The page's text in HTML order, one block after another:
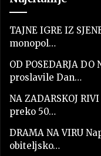
TAJNE IGRE IZ
monopol…
OD POSEDARJA
proslavile Dan…
NA ZADARSKOJ
preko 50…
DRAMA NA VIRU
obiteljsko…